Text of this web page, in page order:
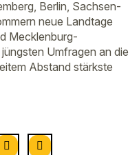
Berlin, Sachsen-
neue Landtage
Mecklenburg-
Umfragen an die
Abstand stärkste